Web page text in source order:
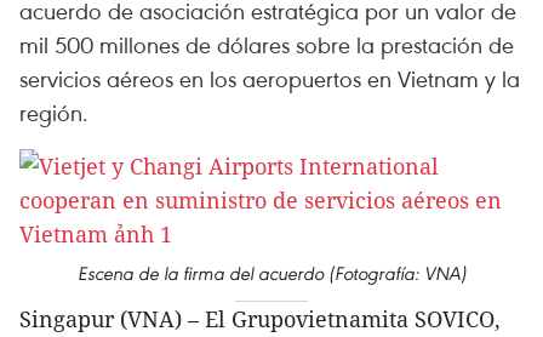
acuerdo de asociación estratégica por un valor de
mil 500 millones de dólares sobre la prestación de
servicios aéreos en los aeropuertos en Vietnam y la
región.
Escena de la firma del acuerdo (Fotografía: VNA)
Singapur (VNA) – El Grupovietnamita SOVICO,